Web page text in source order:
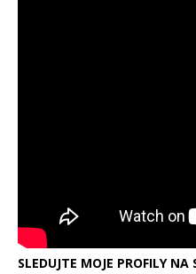
SLEDUJTE MOJE PROFILY